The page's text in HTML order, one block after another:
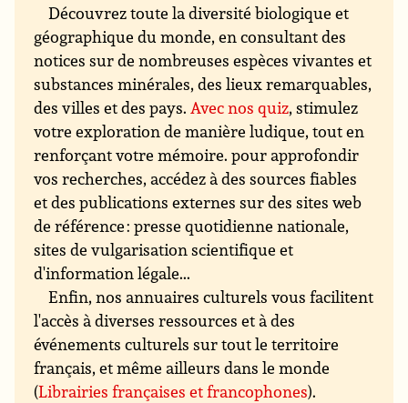
Découvrez toute la diversité biologique et
géographique du monde, en consultant des
notices sur de nombreuses espèces vivantes et
substances minérales, des lieux remarquables,
des villes et des pays.Avec nos quiz, stimulez
votre exploration de manière ludique, tout en
renforçant votre mémoire. pour approfondir
vos recherches, accédez à des sources fiables
et des publications externes sur des sites web
de référence : presse quotidienne nationale,
sites de vulgarisation scientifique et
d'information légale...
Enfin, nos annuaires culturels vous facilitent
l'accès à diverses ressources et à des
événements culturels sur tout le territoire
français, et même ailleurs dans le monde
(Librairies françaises et francophones).